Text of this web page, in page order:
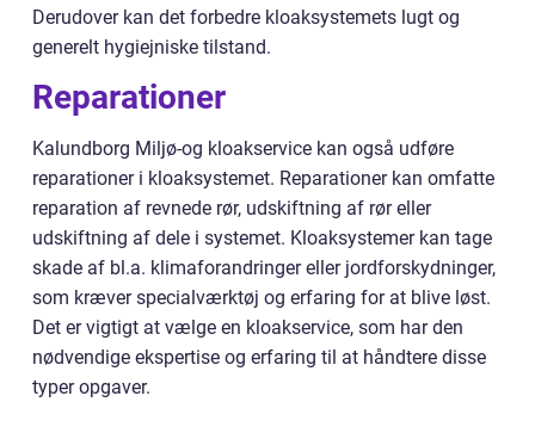
Derudover kan det forbedre kloaksystemets lugt og
generelt hygiejniske tilstand.
Reparationer
Kalundborg Miljø-og kloakservice kan også udføre
reparationer i kloaksystemet. Reparationer kan omfatte
reparation af revnede rør, udskiftning af rør eller
udskiftning af dele i systemet. Kloaksystemer kan tage
skade af bl.a. klimaforandringer eller jordforskydninger,
som kræver specialværktøj og erfaring for at blive løst.
Det er vigtigt at vælge en kloakservice, som har den
nødvendige ekspertise og erfaring til at håndtere disse
typer opgaver.